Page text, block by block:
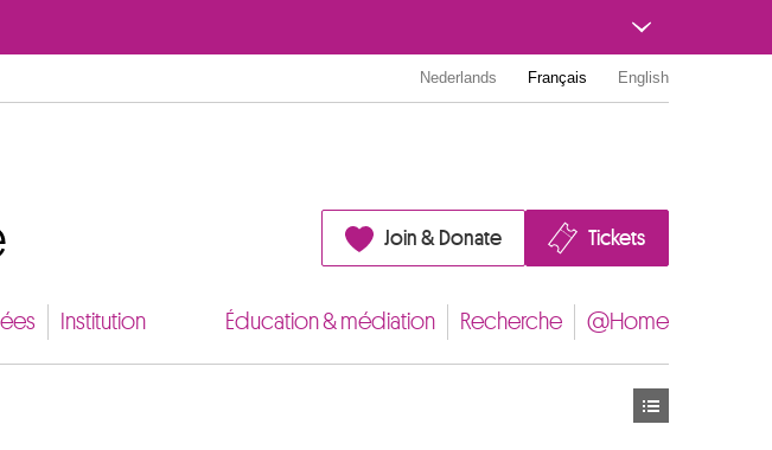
Nederlands Français English
Join & Donate Tickets
Institution Éducation & médiation Recherche @Home